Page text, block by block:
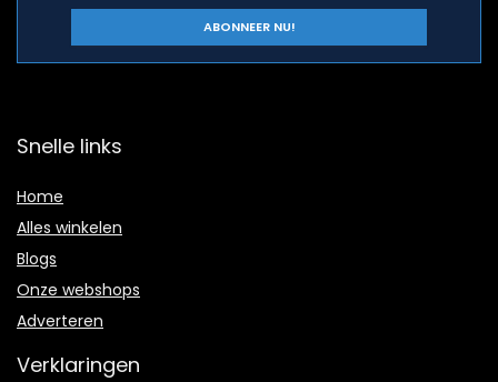
Snelle links
Home
Alles winkelen
Blogs
Onze webshops
Adverteren
Verklaringen